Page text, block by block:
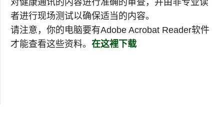
对健康通讯的内容进行准确的审查，并由非专业读
者进行现场测试以确保适当的内容。
请注意，你的电脑要有Adobe Acrobat Reader软件
才能查看这些资料。 在这裡下载